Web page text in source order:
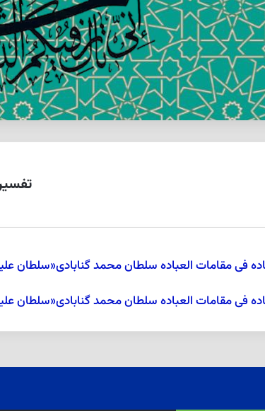
فى مقامات العباده سلطان محمد گنابادی«سلطان
فى مقامات العباده سلطان محمد گنابادی«سلطان